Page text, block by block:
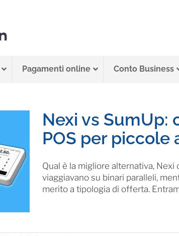
Pagamenti online Conto Business
Nexi vs
POS per piccole
Qual è la migliore alternativa, Nexi
viaggiavano su binari paralleli,
merito a tipologia di offerta.